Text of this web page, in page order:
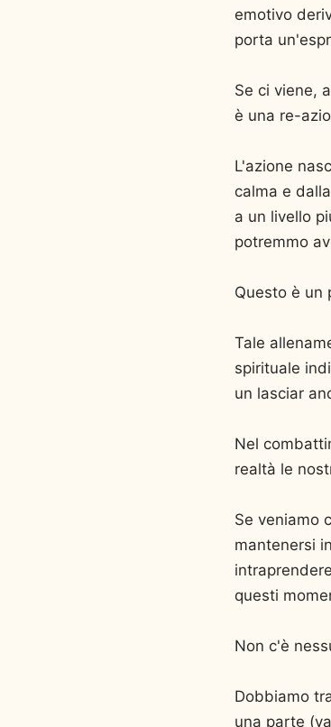
emotivo
porta
Se ci viene,
è una re-
L'azione
calma e
a un livello
potremmo
Questo è un
Tale
spirituale
un lasciar
Nel
realtà le
Se veniamo
mantenersi
questi
Non c'è
Dobbiamo
una parte